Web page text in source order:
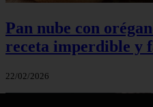
Pan nube con
receta imperdible y
22/02/2026